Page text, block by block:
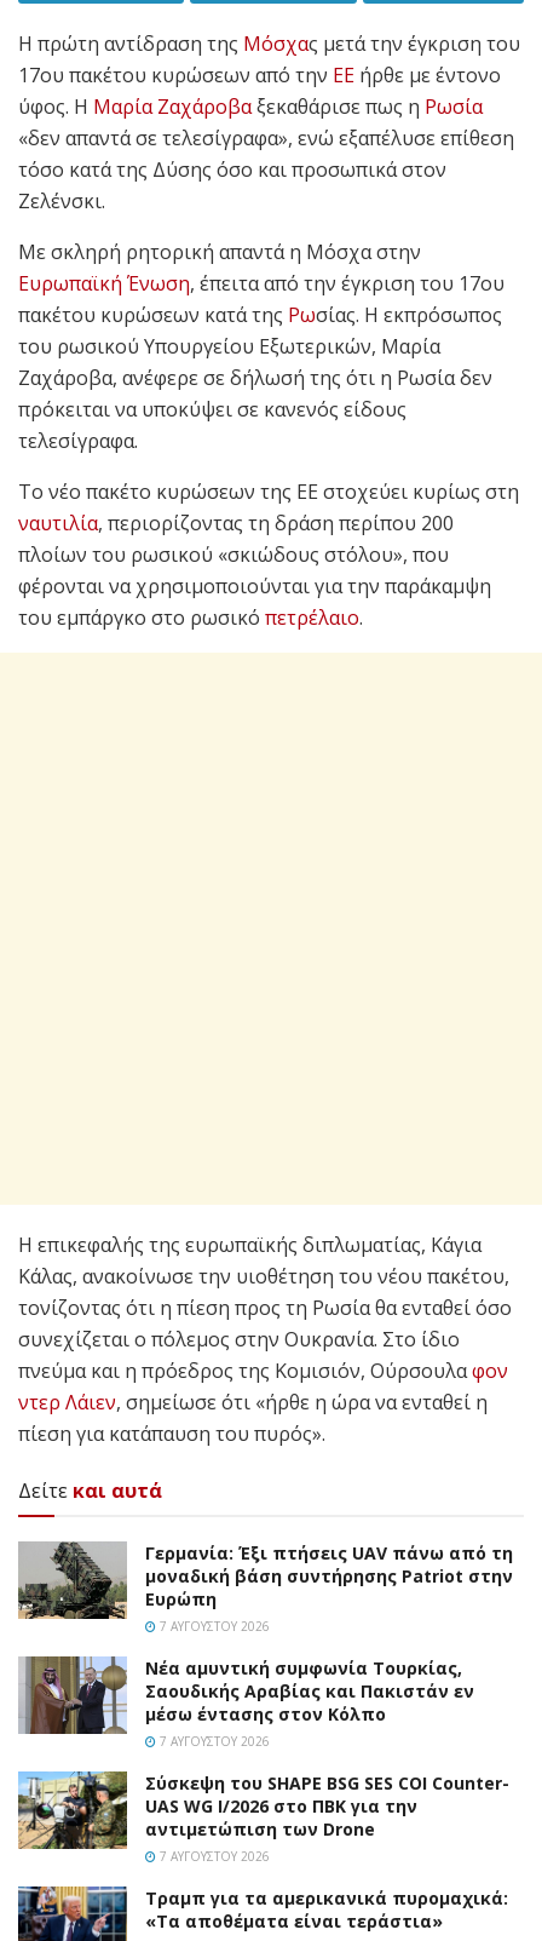
Η πρώτη αντίδραση της Μόσχας μετά την έγκριση του
17ου πακέτου κυρώσεων από την ΕΕ ήρθε με έντονο
ύφος. Η Μαρία Ζαχάροβαξεκαθάρισε πως η Ρωσία
«δεν απαντά σε τελεσίγραφα», ενώ εξαπέλυσε επίθεση
τόσο κατά της Δύσης όσο και προσωπικά στον
Ζελένσκι.
Με σκληρή ρητορική απαντά η Μόσχα στην
Ευρωπαϊκή Ένωση, έπειτα από την έγκριση του 17ου
πακέτου κυρώσεων κατά της Ρωσίας. Η εκπρόσωπος
του ρωσικού Υπουργείου Εξωτερικών, Μαρία
Ζαχάροβα, ανέφερε σε δήλωσή της ότι η Ρωσία δεν
πρόκειται να υποκύψει σε κανενός είδους
τελεσίγραφα.
Το νέο πακέτο κυρώσεων της ΕΕ στοχεύει κυρίως στη
ναυτιλία, περιορίζοντας τη δράση περίπου 200
πλοίων του ρωσικού «σκιώδους στόλου», που
φέρονται να χρησιμοποιούνται για την παράκαμψη
του εμπάργκο στο ρωσικό πετρέλαιο.
Η επικεφαλής της ευρωπαϊκής διπλωματίας, Κάγια
Κάλας, ανακοίνωσε την υιοθέτηση του νέου πακέτου,
τονίζοντας ότι η πίεση προς τη Ρωσία θα ενταθεί όσο
συνεχίζεται ο πόλεμος στην Ουκρανία. Στο ίδιο
πνεύμα και η πρόεδρος της Κομισιόν, Ούρσουλαφον
ντερ Λάιεν, σημείωσε ότι «ήρθε η ώρα να ενταθεί η
πίεση για κατάπαυση του πυρός».
Δείτε και αυτά
Γερμανία: Έξι πτήσεις UAV πάνω από τη
μοναδική βάση συντήρησης Patriot στην
Ευρώπη
7 ΑΥΓΟΎΣΤΟΥ 2026
Νέα αμυντική συμφωνία Τουρκίας,
Σαουδικής Αραβίας και Πακιστάν εν
μέσω έντασης στον Κόλπο
7 ΑΥΓΟΎΣΤΟΥ 2026
Σύσκεψη του SHAPE BSG SES COI Counter-
UAS WG I/2026 στο ΠΒΚ για την
αντιμετώπιση των Drone
7 ΑΥΓΟΎΣΤΟΥ 2026
Τραμπ για τα αμερικανικά πυρομαχικά:
«Τα αποθέματα είναι τεράστια»